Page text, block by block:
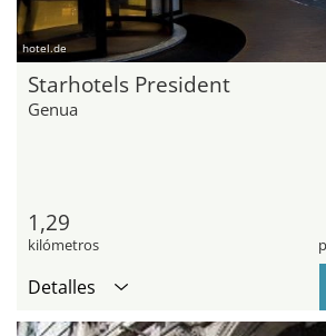
hotel.de
Starhotels President
Genua
1,29
kilómetros
Detalles